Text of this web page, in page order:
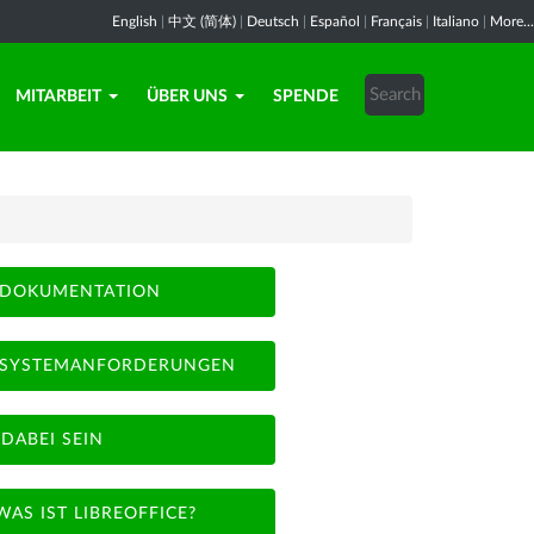
English 中文 (简体) Deutsch Español Français Italiano More...
MITARBEIT ÜBER UNS SPENDE
DOKUMENTATION
SYSTEMANFORDERUNGEN
DABEI SEIN
IST LIBREOFFICE?